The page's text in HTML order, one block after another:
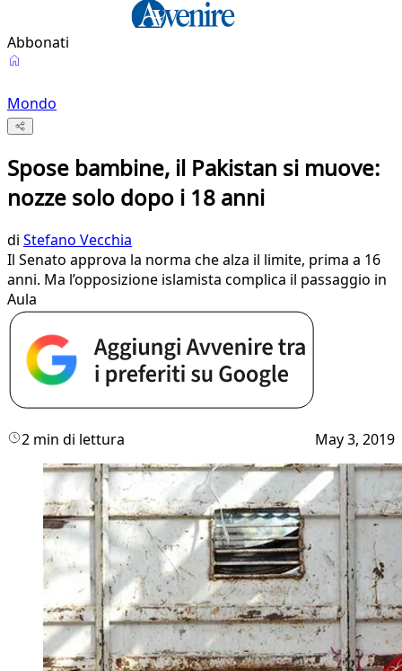
Abbonati
Mondo
Spose bambine, il Pakistan si muove:
nozze solo dopo i 18 anni
di Stefano Vecchia
Il Senato approva la norma che alza il limite, prima a 16
anni. Ma l’opposizione islamista complica il passaggio in
Aula
2 min di lettura May 3, 2019